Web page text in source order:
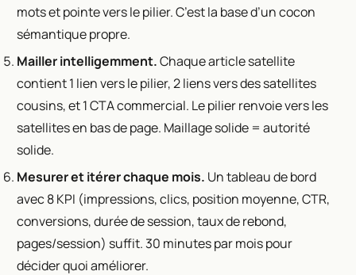
mots et pointe vers le pilier. C’est la base d’un cocon
sémantique propre.
Mailler intelligemment.Chaque article satellite
contient 1 lien vers le pilier, 2 liens vers des satellites
cousins, et 1 CTA commercial. Le pilier renvoie vers les
satellites en bas de page. Maillage solide = autorité
solide.
Mesurer et itérer chaque mois. Un tableau de bord
avec 8 KPI (impressions, clics, position moyenne, CTR,
conversions, durée de session, taux de rebond,
pages/session) suffit. 30 minutes par mois pour
décider quoi améliorer.